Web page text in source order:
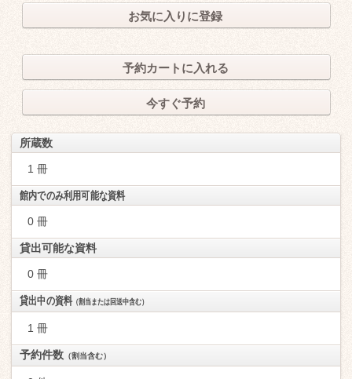
お気に入りに登録
予約カートに入れる
今すぐ予約
所蔵数
1 冊
館内でのみ利用可能な資料
0 冊
貸出可能な資料
0 冊
貸出中の資料（割当または回送中含む）
1 冊
予約件数 （割当含む）